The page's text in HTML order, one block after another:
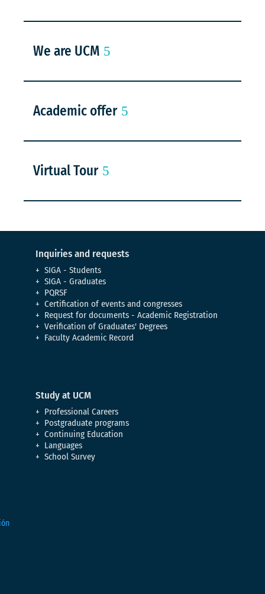
We are UCM
Academic offer
Virtual Tour
Inquiries and requests
SIGA - Students
SIGA - Graduates
PQRSF
Certification of events and congresses
Request for documents - Academic Registration
Verification of Graduates' Degrees
Faculty Academic Record
Study at UCM
Professional Careers
Postgraduate programs
Continuing Education
Languages
School Survey